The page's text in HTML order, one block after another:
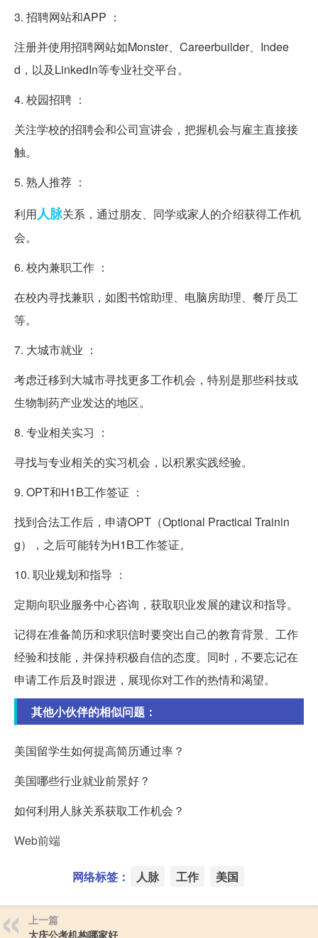
3. 招聘网站和APP ：
注册并使用招聘网站如Monster、Careerbuilder、Indee
d，以及LinkedIn等专业社交平台。
4. 校园招聘 ：
关注学校的招聘会和公司宣讲会，把握机会与雇主直接接
触。
5. 熟人推荐 ：
利用人脉关系，通过朋友、同学或家人的介绍获得工作机
会。
6. 校内兼职工作 ：
在校内寻找兼职，如图书馆助理、电脑房助理、餐厅员工
等。
7. 大城市就业 ：
考虑迁移到大城市寻找更多工作机会，特别是那些科技或
生物制药产业发达的地区。
8. 专业相关实习 ：
寻找与专业相关的实习机会，以积累实践经验。
9. OPT和H1B工作签证 ：
找到合法工作后，申请OPT（Optional Practical Trainin
g），之后可能转为H1B工作签证。
10. 职业规划和指导 ：
定期向职业服务中心咨询，获取职业发展的建议和指导。
记得在准备简历和求职信时要突出自己的教育背景、工作
经验和技能，并保持积极自信的态度。同时，不要忘记在
申请工作后及时跟进，展现你对工作的热情和渴望。
其他小伙伴的相似问题：
美国留学生如何提高简历通过率？
美国哪些行业就业前景好？
如何利用人脉关系获取工作机会？
Web前端
网络标签： 人脉 工作 美国
上一篇
大庆公考机构哪家好